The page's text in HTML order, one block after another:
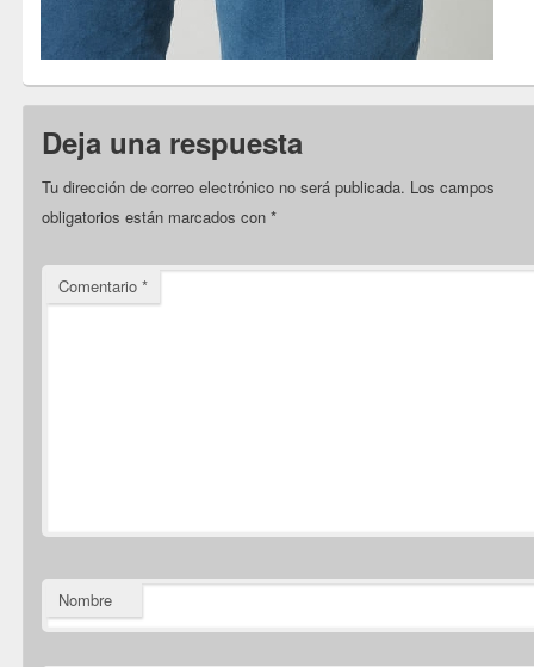
Deja una respuesta
Tu dirección de correo electrónico no será publicada. Los campos
obligatorios están marcados con*
Comentario*
Nombre